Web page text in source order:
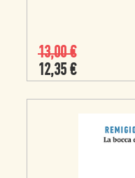
13,00€
12,35 €